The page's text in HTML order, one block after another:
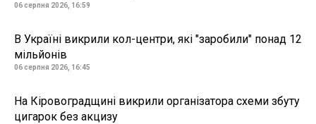
06 серпня 2026, 16:59
В Україні викрили кол-центри, які "заробили" понад 12
мільйонів
06 серпня 2026, 16:45
На Кіровоградщині викрили організатора схеми збуту
цигарок без акцизу